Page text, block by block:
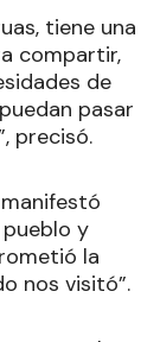
tiene una
compartir,
de
pasar
precisó.
y
la
nos visitó”.